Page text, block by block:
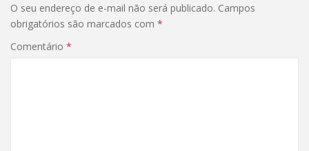
O seu endereço de e-mail não será publicado. Campos
obrigatórios são marcados com *
Comentário *